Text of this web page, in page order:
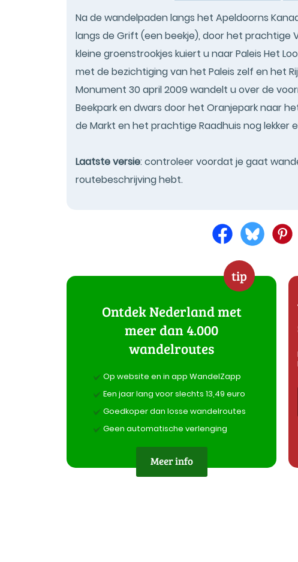
Na de wandelpaden langs het Apeldoorns
langs de Grift (een beekje), door het prachtige
kleine groenstrookjes kuiert u naar Paleis Het
met de bezichtiging van het Paleis zelf en het
Monument 30 april 2009 wandelt u over de
Beekpark en dwars door het Oranjepark naar
de Markt en het prachtige Raadhuis nog lekker
Laatste versie: controleer voordat je gaat
routebeschrijving hebt.
tip
Ontdek Nederland met
meer dan 4.000
wandelroutes
Op website en in app WandelZapp
Een jaar lang voor slechts 13,49 euro
Goedkoper dan losse wandelroutes
Geen automatische verlenging
Meer info